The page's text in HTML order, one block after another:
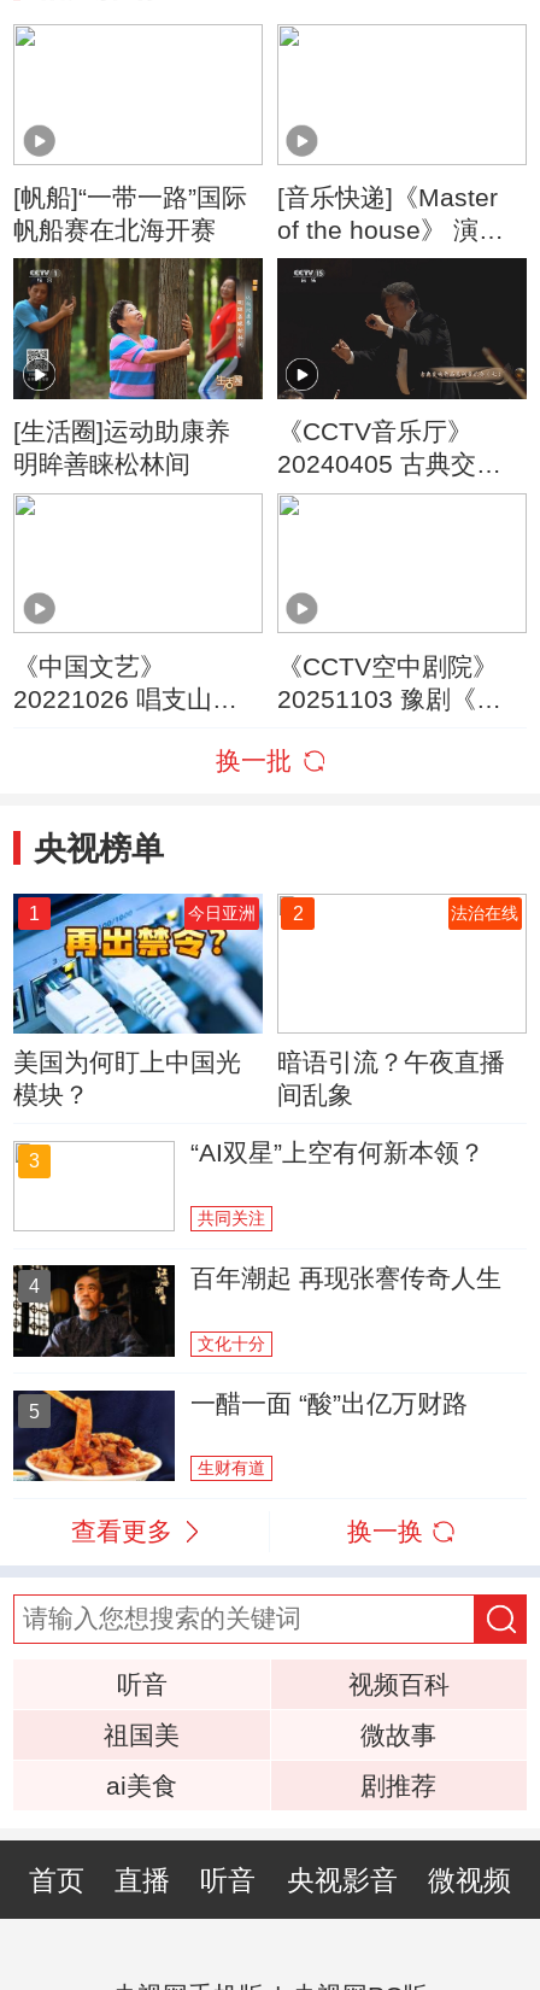
[帆船]“一带一路”国际
帆船赛在北海开赛
[音乐快递]《Master
of the house》 演
唱：孔令行
[生活圈]运动助康养
明眸善睐松林间
《CCTV音乐厅》
20240405 古典交响
作品系列音乐会
《中国文艺》
20221026 唱支山歌
《CCTV空中剧院》
20251103 豫剧《芝
换一批
央视榜单
1 今日亚洲
美国为何盯上中国光
模块？
2 法治在线
暗语引流？午夜直播
间乱象
3 “AI双星”上空有何新本领？
共同关注
4 百年潮起 再现张謇传奇人生
文化十分
5 一醋一面 “酸”出亿万财路
生财有道
查看更多 换一换
听音
视频百科
祖国美
微故事
ai美食
剧推荐
首页 直播 听音 央视影音 微视频